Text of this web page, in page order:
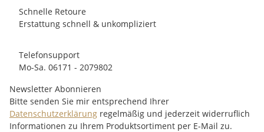
Schnelle Retoure
Erstattung schnell & unkompliziert
Telefonsupport
Mo-Sa. 06171 - 2079802
Newsletter Abonnieren
Bitte senden Sie mir entsprechend Ihrer
Datenschutzerklärung regelmäßig und jederzeit widerruflich
Informationen zu Ihrem Produktsortiment per E-Mail zu.